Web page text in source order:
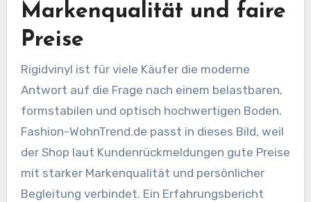
Markenqualität und faire
Preise
Rigidvinyl ist für viele Käufer die moderne
Antwort auf die Frage nach einem belastbaren,
formstabilen und optisch hochwertigen Boden.
Fashion-WohnTrend.de passt in dieses Bild, weil
der Shop laut Kundenrückmeldungen gute Preise
mit starker Markenqualität und persönlicher
Begleitung verbindet. Ein Erfahrungsbericht